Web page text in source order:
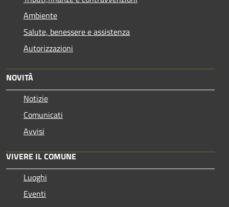
Ambiente
Salute, benessere e assistenza
Autorizzazioni
NOVITÀ
Notizie
Comunicati
Avvisi
VIVERE IL COMUNE
Luoghi
Eventi